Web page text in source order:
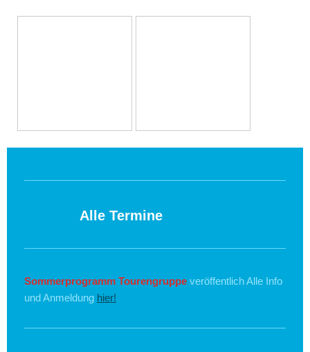
Alle Termine
Sommerprogramm Tourengruppe veröffentlich Alle Info
und Anmeldung hier!